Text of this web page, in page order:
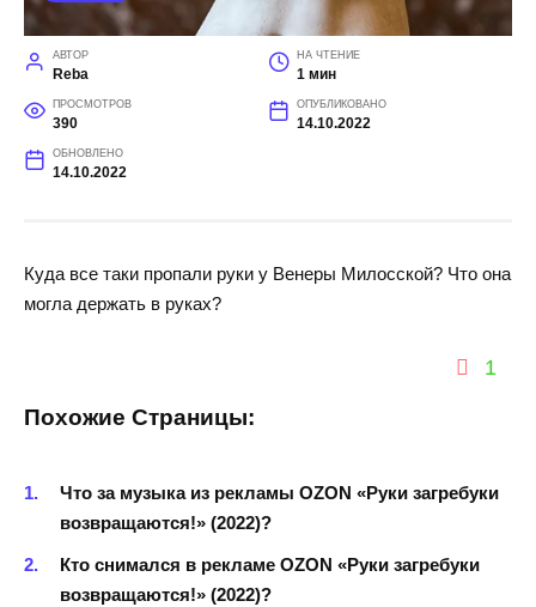
АВТОР
Reba
НА ЧТЕНИЕ
1 мин
ПРОСМОТРОВ
390
ОПУБЛИКОВАНО
14.10.2022
ОБНОВЛЕНО
14.10.2022
Куда все таки пропали руки у Венеры Милосской? Что она
могла держать в руках?
1
Похожие Страницы:
Что за музыка из рекламы OZON «Руки загребуки
возвращаются!» (2022)?
Кто снимался в рекламе OZON «Руки загребуки
возвращаются!» (2022)?